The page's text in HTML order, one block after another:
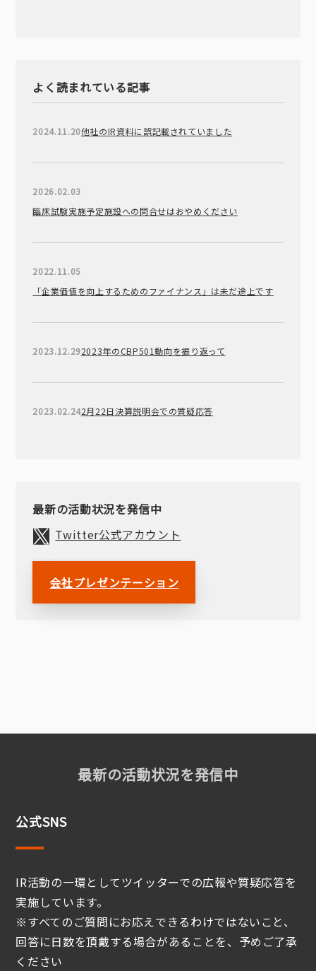
よく読まれている記事
2024.11.20他社のIR資料に誤記載されていました
2026.02.03
臨床試験実施予定施設への問合せはおやめください
2022.11.05
「企業価値を向上するためのファイナンス」は未だ途上です
2023.12.292023年のCBP501動向を振り返って
2023.02.242月22日決算説明会での質疑応答
最新の活動状況を発信中
Twitter公式アカウント
会社プレゼンテーション
最新の活動状況を発信中
公式SNS
IR活動の一環としてツイッターでの広報や質疑応答を
実施しています。
※すべてのご質問にお応えできるわけではないこと、
回答に日数を頂戴する場合があることを、予めご了承
ください